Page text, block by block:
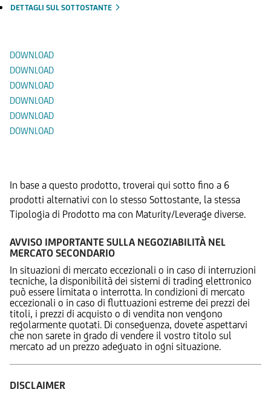
DETTAGLI SUL SOTTOSTANTE
DOWNLOAD
DOWNLOAD
DOWNLOAD
DOWNLOAD
DOWNLOAD
DOWNLOAD
In base a questo prodotto, troverai qui sotto fino a 6
prodotti alternativi con lo stesso Sottostante, la stessa
Tipologia di Prodotto ma con Maturity/Leverage diverse.
AVVISO IMPORTANTE SULLA NEGOZIABILITÀ NEL
MERCATO SECONDARIO
In situazioni di mercato eccezionali o in caso di interruzioni
tecniche, la disponibilità dei sistemi di trading elettronico
può essere limitata o interrotta. In condizioni di mercato
eccezionali o in caso di fluttuazioni estreme dei prezzi dei
titoli, i prezzi di acquisto o di vendita non vengono
regolarmente quotati. Di conseguenza, dovete aspettarvi
che non sarete in grado di vendere il vostro titolo sul
mercato ad un prezzo adeguato in ogni situazione.
DISCLAIMER